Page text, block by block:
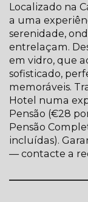
Localizado na
a uma
serenidade,
entrelaçam.
em vidro, que
sofisticado,
memoráveis.
Hotel numa
Pensão (€28
Pensão
incluídas).
— contacte a